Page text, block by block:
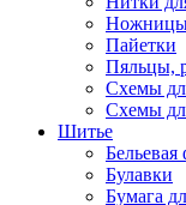
Пайетки
Пяльцы,
Схемы
Схемы
Шитье
Булавки
Бумага